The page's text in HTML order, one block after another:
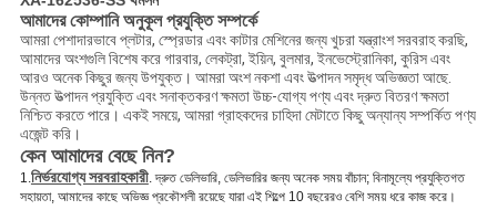
আমাদের কোম্পানি অনুকূল প্রযুক্তি সম্পর্কে
আমরা পেশাদারভাবে প্লটার, স্প্রেডার এবং কাটার মেশিনের জন্য খুচরা যন্ত্রাংশ সরবরাহ করছি,
আমাদের অংশগুলি বিশেষ করে গারবার, লেকট্রা, ইয়িন, বুলমার, ইনভেস্ট্রোনিকা, কুরিস এবং
আরও অনেক কিছুর জন্য উপযুক্ত। আমরা অংশ নকশা এবং উত্পাদন সমৃদ্ধ অভিজ্ঞতা আছে.
উন্নত উত্পাদন প্রযুক্তি এবং সনাক্তকরণ ক্ষমতা উচ্চ-যোগ্য পণ্য এবং দ্রুত বিতরণ ক্ষমতা
নিশ্চিত করতে পারে। একই সময়ে, আমরা গ্রাহকদের চাহিদা মেটাতে কিছু অন্যান্য সম্পর্কিত পণ্য
এজেন্ট করি।
কেন আমাদের বেছে নিন?
1. নির্ভরযোগ্য সরবরাহকারী. দ্রুত ডেলিভারি, ডেলিভারির জন্য অনেক সময় বাঁচান; বিনামূল্যে প্রযুক্তিগত
সহায়তা, আমাদের কাছে অভিজ্ঞ প্রকৌশলী রয়েছে যারা এই শিল্পে 10 বছরেরও বেশি সময় ধরে কাজ করে।